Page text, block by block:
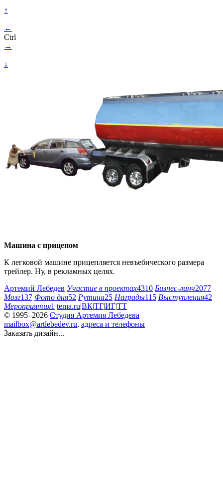
↑
←
Ctrl
→
↓
Машина с прицепом
К легковой машине прицепляется невъебического размера
трейлер. Ну, в рекламных целях.
Артемий Лебедев Участие в проектах4310 Бизнес-линч2077
Мозг137 Фото дня52 Рутина25 Награды115 Выступления42
Мероприятия1 tema.ru|ВК|ТГ|ИГ|ТТ
© 1995–2026 Студия Артемия Лебедева
mailbox@artlebedev.ru, адреса и телефоны
Заказать дизайн...